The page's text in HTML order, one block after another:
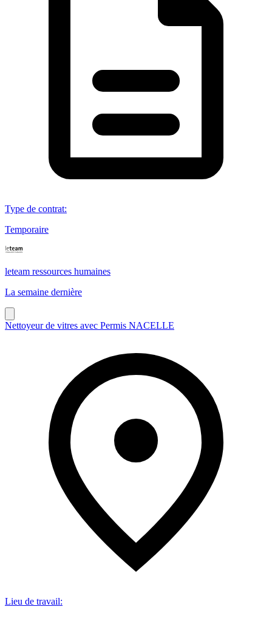
Type de contrat:
Temporaire
leteam ressources humaines
La semaine dernière
Nettoyeur de vitres avec Permis NACELLE
Lieu de travail: